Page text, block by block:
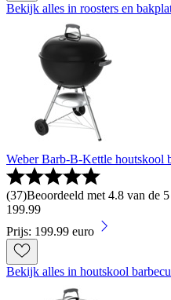
Bekijk alles in roosters en
Weber Barb-B-Kettle houtskool
(37)Beoordeeld met 4.8 van de
199.99
Prijs: 199.99 euro
Bekijk alles in houtskool